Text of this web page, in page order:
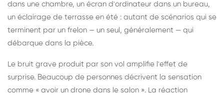
dans une chambre, un écran d'ordinateur dans un bureau,
un éclairage de terrasse en été : autant de scénarios qui se
terminent par un frelon — un seul, généralement — qui
débarque dans la pièce.
Le bruit grave produit par son vol amplifie l'effet de
surprise. Beaucoup de personnes décrivent la sensation
comme « avoir un drone dans le salon ». La réaction